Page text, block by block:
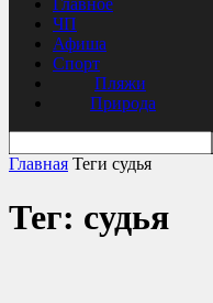
Главное
ЧП
Афиша
Спорт
Пляжи
Природа
Главная Теги судья
Тег: судья